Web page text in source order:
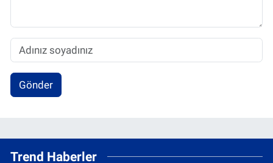
Gönder
Trend Haberler